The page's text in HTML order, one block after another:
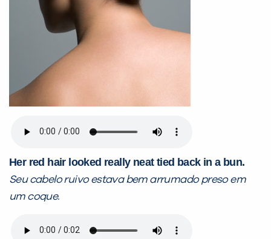
Her red hair looked really neat tied back in a bun.
Seu cabelo ruivo estava bem arrumado preso em
um coque.